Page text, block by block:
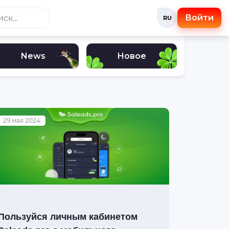
RU Войти
News Новое
29 мая 2024
личным кабинетом